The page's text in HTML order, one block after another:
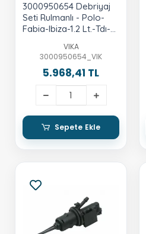
3000950654 Debriyaj
Seti Rulmanlı - Polo-
Fabia-Ibiza-1.2 Lt.-Tdı-
VIKA
3000950654_VIK
5.968,41 TL
Sepete Ekle